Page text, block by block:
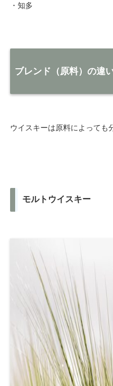
・知多
ブレンド（原料）の違
ウイスキーは原料によっても
モルトウイスキー